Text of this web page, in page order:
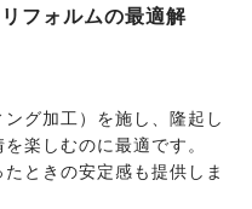
フォルムの最適解
グ加工）を施し、隆起し
楽しむのに最適です。
ときの安定感も提供しま